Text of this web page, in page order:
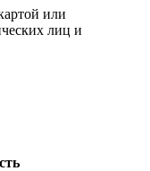
или
лиц и